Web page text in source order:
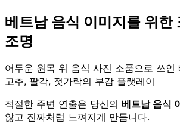
베트남 음식 이미지를 위한
조명
어두운 원목 위 음식 사진 소품으로 쓰인
고추, 팔각, 젓가락의 부감 플랫레이
적절한 주변 연출은 당신의 베트남 음식
않고 진짜처럼 느껴지게 만듭니다.